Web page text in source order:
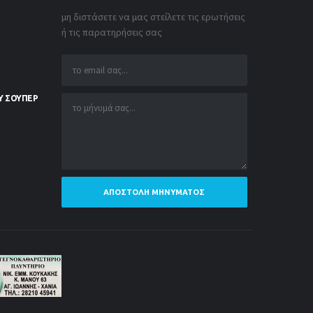
ΣΟΥΠΕΡ
μη διστάσετε να μας στείλετε τις ερωτήσεις
ή τις παρατηρήσεις σας
ΑΠΟΣΤΟΛΉ ΜΗΝΎΜΑΤΟΣ